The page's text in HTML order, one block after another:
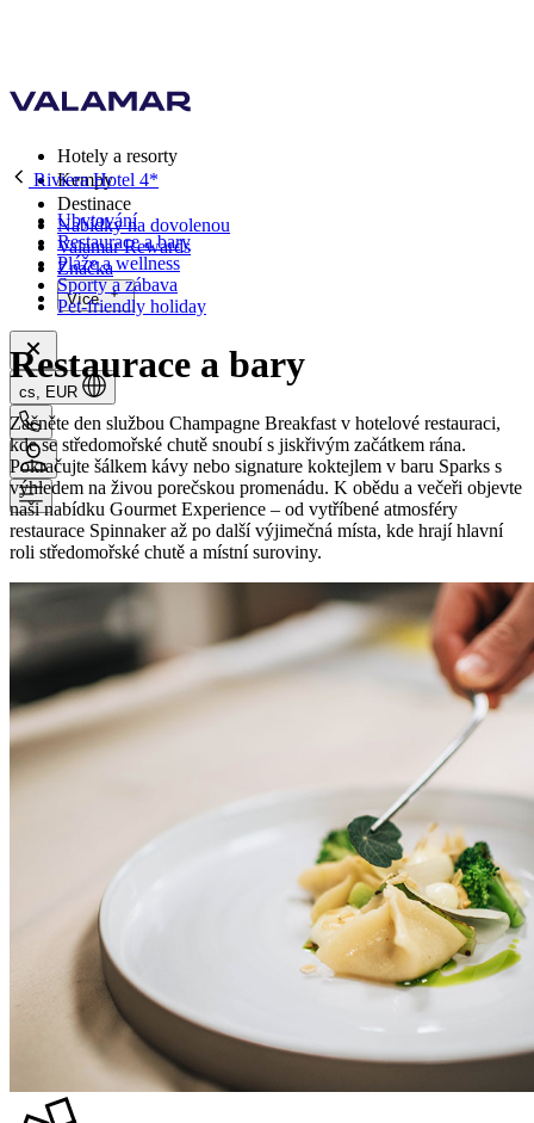
Hotely a resorty
Kempy
Destinace
Nabídky na dovolenou
Valamar Rewards
Značka
Více
cs, EUR
Riviera Hotel 4*
Ubytování
Restaurace a bary
Pláže a wellness
Sporty a zábava
Pet-friendly holiday
Restaurace a bary
Začněte den službou Champagne Breakfast v hotelové restauraci,
kde se středomořské chutě snoubí s jiskřivým začátkem rána.
Pokračujte šálkem kávy nebo signature koktejlem v baru Sparks s
výhledem na živou porečskou promenádu. K obědu a večeři objevte
naši nabídku Gourmet Experience – od vytříbené atmosféry
restaurace Spinnaker až po další výjimečná místa, kde hrají hlavní
roli středomořské chutě a místní suroviny.